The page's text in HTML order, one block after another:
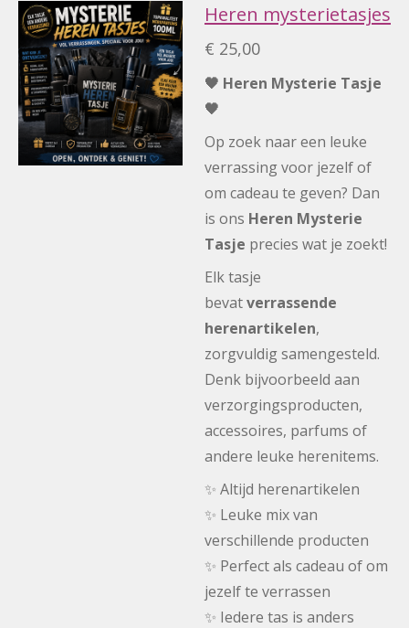
Heren mysterietasjes
€ 25,00
🖤 Heren Mysterie Tasje
🖤
Op zoek naar een leuke
verrassing voor jezelf of
om cadeau te geven? Dan
is ons Heren Mysterie
Tasje precies wat je zoekt!
Elk tasje
bevatverrassende
herenartikelen,
zorgvuldig samengesteld.
Denk bijvoorbeeld aan
verzorgingsproducten,
accessoires, parfums of
andere leuke herenitems.
✨ Altijd herenartikelen
✨ Leuke mix van
verschillende producten
✨ Perfect als cadeau of om
jezelf te verrassen
✨ Iedere tas is anders